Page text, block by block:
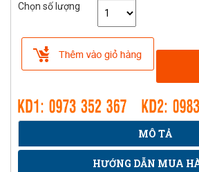
Chọn số lượng
MÔ TẢ
HƯỚNG DẪN MUA